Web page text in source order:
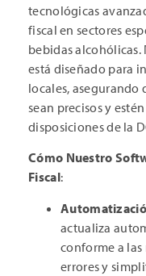
tecnológicas
fiscal en sectores
bebidas
está diseñado para
locales,
sean precisos y
disposiciones de la
Cómo Nuestro
Fiscal:
actualiza
conforme a
errores y